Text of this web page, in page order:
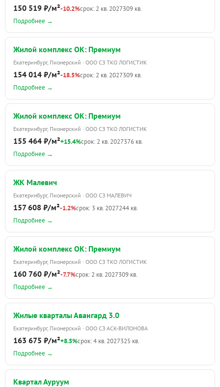
150 519 ₽/м²-10.2%срок: 2 кв. 2027309 кв.
Подробнее →
Жилой комплекс ОК: Премиум
Екатеринбург, Пионерский · ООО СЗ ТКО ЛОГИСТИК
154 014 ₽/м²-18.5%срок: 2 кв. 2027309 кв.
Подробнее →
Жилой комплекс ОК: Премиум
Екатеринбург, Пионерский · ООО СЗ ТКО ЛОГИСТИК
155 464 ₽/м²+15.4%срок: 2 кв. 2027376 кв.
Подробнее →
ЖК Малевич
Екатеринбург, Пионерский · ООО СЗ МАЛЕВИЧ
157 608 ₽/м²-1.2%срок: 3 кв. 2027244 кв.
Подробнее →
Жилой комплекс ОК: Премиум
Екатеринбург, Пионерский · ООО СЗ ТКО ЛОГИСТИК
160 760 ₽/м²-7.7%срок: 2 кв. 2027309 кв.
Подробнее →
Жилые кварталы Авангард 3.0
Екатеринбург, Пионерский · ООО СЗ АСК-ВИЛОНОВА
163 675 ₽/м²+8.5%срок: 4 кв. 2027325 кв.
Подробнее →
Квартал Ауруум